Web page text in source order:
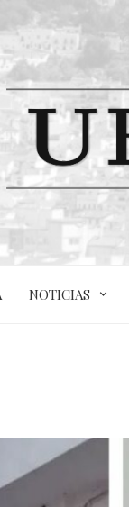
NOTICIAS